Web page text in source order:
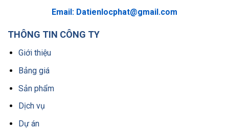
Email: Datienlocphat@gmail.com
THÔNG TIN CÔNG TY
Giới thiệu
Bảng giá
Sản phẩm
Dịch vụ
Dự án